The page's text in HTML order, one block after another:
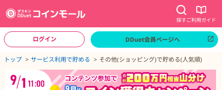
探すご利用ガイド
ログイン DDuet会員ページへ
トップ サービス利用で貯める その他(ショッピング)で貯める(人気順)
ジトップへ